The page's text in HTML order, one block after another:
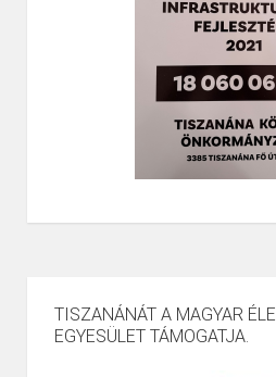
TISZANÁNÁT A MAGYAR
EGYESÜLET TÁMOGATJA.